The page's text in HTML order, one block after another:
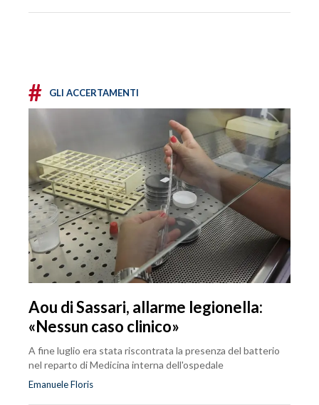
# GLI ACCERTAMENTI
Aou di Sassari, allarme legionella:
«Nessun caso clinico»
A fine luglio era stata riscontrata la presenza del batterio
nel reparto di Medicina interna dell'ospedale
Emanuele Floris